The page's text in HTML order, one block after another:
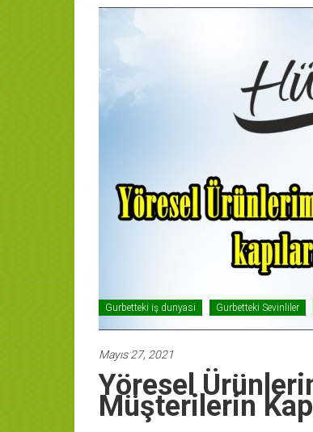
Gurbetteki iş dunyasi Gurbetteki Sevinliler
Mayıs 27, 2021
Yöresel
Müşterilerin